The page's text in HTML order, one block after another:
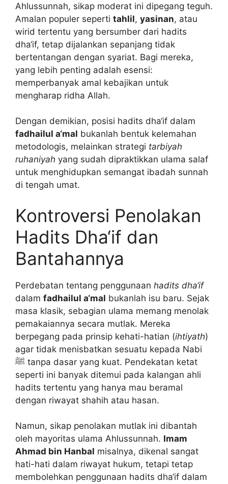
Ahlussunnah, sikap moderat ini dipegang teguh.
Amalan populer seperti tahlil, yasinan, atau
wirid tertentu yang bersumber dari hadits
dha‘if, tetap dijalankan sepanjang tidak
bertentangan dengan syariat. Bagi mereka,
yang lebih penting adalah esensi:
memperbanyak amal kebajikan untuk
mengharap ridha Allah.
Dengan demikian, posisi hadits dha‘if dalam
fadhailul a‘mal bukanlah bentuk kelemahan
metodologis, melainkan strategi tarbiyah
ruhaniyah yang sudah dipraktikkan ulama salaf
untuk menghidupkan semangat ibadah sunnah
di tengah umat.
Kontroversi Penolakan
Hadits Dha‘if dan
Bantahannya
Perdebatan tentang penggunaan hadits dha‘if
dalam fadhailul a‘mal bukanlah isu baru. Sejak
masa klasik, sebagian ulama memang menolak
pemakaiannya secara mutlak. Mereka
berpegang pada prinsip kehati-hatian (ihtiyath)
agar tidak menisbatkan sesuatu kepada Nabi
ﷺ tanpa dasar yang kuat. Pendekatan ketat
seperti ini banyak ditemui pada kalangan ahli
hadits tertentu yang hanya mau beramal
dengan riwayat shahih atau hasan.
Namun, sikap penolakan mutlak ini dibantah
oleh mayoritas ulama Ahlussunnah. Imam
Ahmad bin Hanbal misalnya, dikenal sangat
hati-hati dalam riwayat hukum, tetapi tetap
membolehkan penggunaan hadits dha‘if dalam